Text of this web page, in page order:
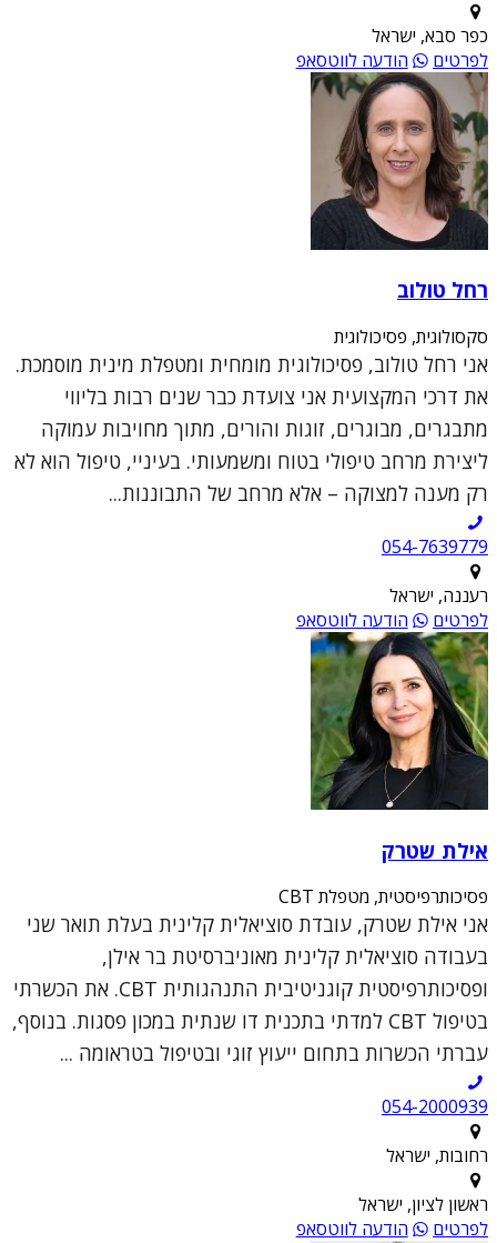
כפר סבא, ישראל
לפרטים
הודעה לווטסאפ
רחל טולוב
סקסולוגית, פסיכולוגית
אני רחל טולוב, פסיכולוגית מומחית ומטפלת מינית מוסמכת.
את דרכי המקצועית אני צועדת כבר שנים רבות בליווי
מתבגרים, מבוגרים, זוגות והורים, מתוך מחויבות עמוקה
ליצירת מרחב טיפולי בטוח ומשמעותי. בעיניי, טיפול הוא לא
רק מענה למצוקה – אלא מרחב של התבוננות...
054-7639779
רעננה, ישראל
לפרטים
הודעה לווטסאפ
אילת שטרק
פסיכותרפיסטית, מטפלת CBT
אני אילת שטרק, עובדת סוציאלית קלינית בעלת תואר שני
בעבודה סוציאלית קלינית מאוניברסיטת בר אילן,
ופסיכותרפיסטית קוגניטיבית התנהגותית CBT. את הכשרתי
בטיפול CBT למדתי בתכנית דו שנתית במכון פסגות. בנוסף,
עברתי הכשרות בתחום ייעוץ זוגי ובטיפול בטראומה ...
054-2000939
רחובות, ישראל
ראשון לציון, ישראל
לפרטים
הודעה לווטסאפ